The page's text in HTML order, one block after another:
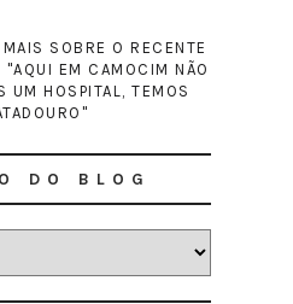
SOBRE O RECENTE
"AQUI EM CAMOCIM NÃO
UM HOSPITAL, TEMOS
DO BLOG